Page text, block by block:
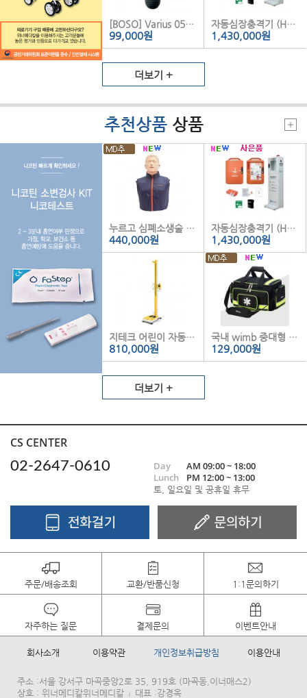
[BOSO] Varius 051 휴대용 아네로이드 혈압계
99,000원
자동심장충격기 (HeartOn A16-OF)
1,430,000원
더보기 +
추천상품상품
누르고 심폐소생술 마네킹 피드백형 (Nurugo 신형 L320)
440,000원
자동심장충격기 (HeartOn A16-OF)
1,430,000원
지테크 어린이 자동 신장계 (기본형) GL-300
810,000원
국내 wimb 중대형 구급가방 (Black)
129,000원
더보기 +
CS CENTER
02-2647-0610
Day
AM 09:00 ~ 18:00
Lunch
PM 12:00 ~ 13:00
토, 일요일 및 공휴일 휴무
주문/배송조회 교환/반품신청 1:1문의하기
자주하는 질문 결제문의 이벤트안내
회사소개 이용약관 개인정보취급방침 이용안내
주소 :서울 강서구 마곡중앙2로 35, 919호 (마곡동,이너매스2)
상호 : 위너메디칼위너메디칼
대표 :강경옥